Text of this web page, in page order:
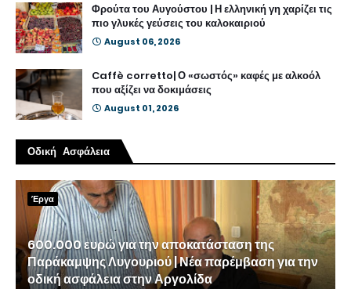
Φρούτα του Αυγούστου | Η ελληνική γη χαρίζει τις
πιο γλυκές γεύσεις του καλοκαιριού
August 06, 2026
Caffè corretto| Ο «σωστός» καφές με αλκοόλ
που αξίζει να δοκιμάσεις
August 01, 2026
Οδική Ασφάλεια
Έργα
600.000 ευρώ για την αποκατάσταση της
Παράκαμψης Λυγουριού | Νέα παρέμβαση για την
οδική ασφάλεια στην Αργολίδα